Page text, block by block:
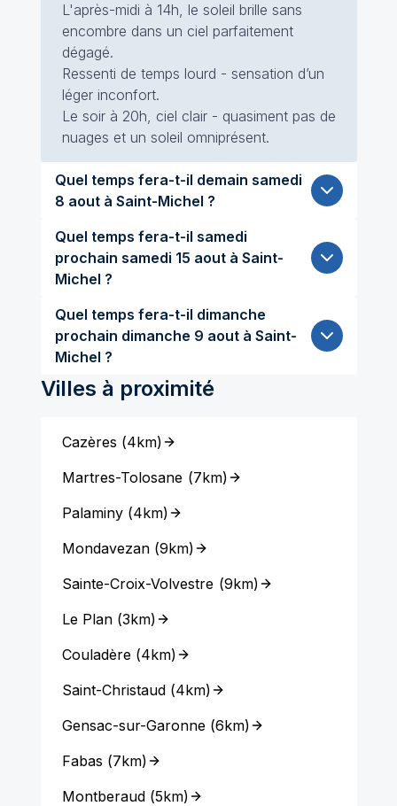
L'après-midi à 14h, le soleil brille sans
encombre dans un ciel parfaitement
dégagé.
Ressenti de temps lourd - sensation d’un
léger inconfort.
Le soir à 20h, ciel clair - quasiment pas de
nuages et un soleil omniprésent.
Quel temps fera-t-il demain samedi
8 aout à Saint-Michel ?
Quel temps fera-t-il samedi
prochain samedi 15 aout à Saint-
Michel ?
Quel temps fera-t-il dimanche
prochain dimanche 9 aout à Saint-
Michel ?
Villes à proximité
Cazères (4km)
Martres-Tolosane (7km)
Palaminy(4km)
Mondavezan(9km)
Sainte-Croix-Volvestre (9km)
Le Plan(3km)
Couladère(4km)
Saint-Christaud(4km)
Gensac-sur-Garonne(6km)
Fabas (7km)
Montberaud(5km)